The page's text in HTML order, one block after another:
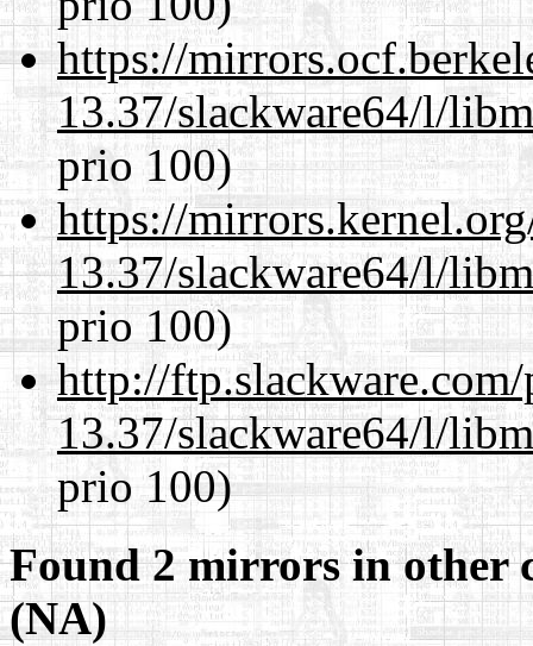
https://
13.37/slackware64/l/
prio 100)
https://
13.37/slackware64/l/
prio 100)
http://
13.37/slackware64/l/
prio 100)
Found 2 mirrors in other
(NA)